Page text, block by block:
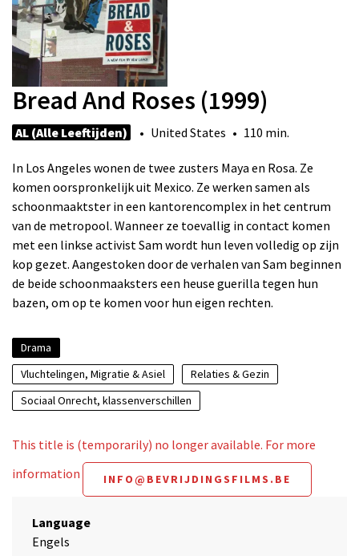
Bread And Roses (1999)
AL (Alle Leeftijden) • United States • 110 min.
In Los Angeles wonen de twee zusters Maya en Rosa. Ze
komen oorspronkelijk uit Mexico. Ze werken samen als
schoonmaaktster in een kantorencomplex in het centrum
van de metropool. Wanneer ze toevallig in contact komen
met een linkse activist Sam wordt hun leven volledig op zijn
kop gezet. Aangestoken door de verhalen van Sam beginnen
de beide schoonmaaksters een heuse guerilla tegen hun
bazen, om op te komen voor hun eigen rechten.
Drama
Vluchtelingen, Migratie & Asiel
Relaties & Gezin
Sociaal Onrecht, klassenverschillen
This title is (temporarily) no longer available. For more
information
INFO@BEVRIJDINGSFILMS.BE
Language
Engels